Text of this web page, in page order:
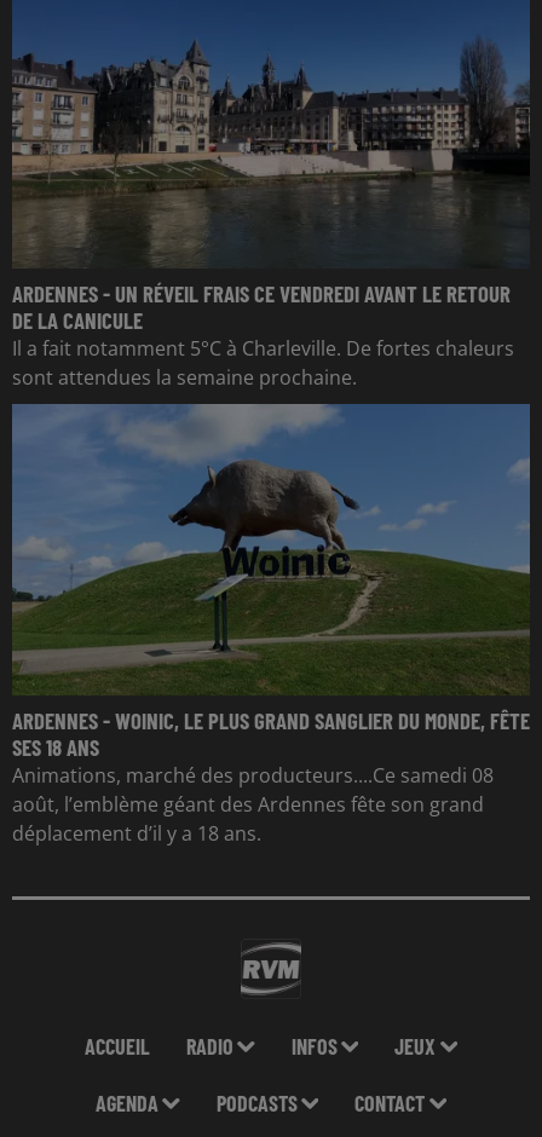
ARDENNES - UN RÉVEIL FRAIS CE VENDREDI AVANT LE RETOUR
DE LA CANICULE
Il a fait notamment 5°C à Charleville. De fortes chaleurs
sont attendues la semaine prochaine.
ARDENNES - WOINIC, LE PLUS GRAND SANGLIER DU MONDE, FÊTE
SES 18 ANS
Animations, marché des producteurs....Ce samedi 08
août, l’emblème géant des Ardennes fête son grand
déplacement d’il y a 18 ans.
ACCUEIL RADIO INFOS JEUX
AGENDA PODCASTS CONTACT